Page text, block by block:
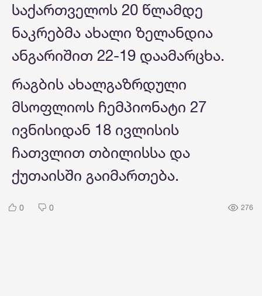
საქართველოს 20 წლამდე
ნაკრებმა ახალი ზელანდია
ანგარიშით 22-19 დაამარცხა.
რაგბის ახალგაზრდული
მსოფლიოს ჩემპიონატი 27
ივნისიდან 18 ივლისის
ჩათვლით თბილისსა და
ქუთაისში გაიმართება.
0 0 276